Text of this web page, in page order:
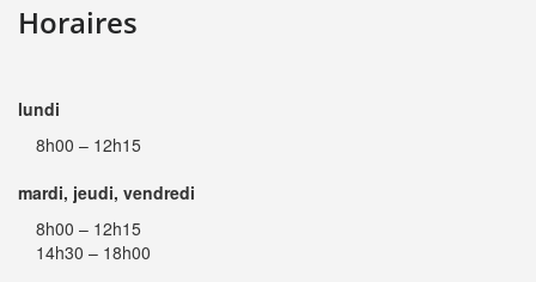
Horaires
lundi
8h00 – 12h15
mardi, jeudi, vendredi
8h00 – 12h15
14h30 – 18h00